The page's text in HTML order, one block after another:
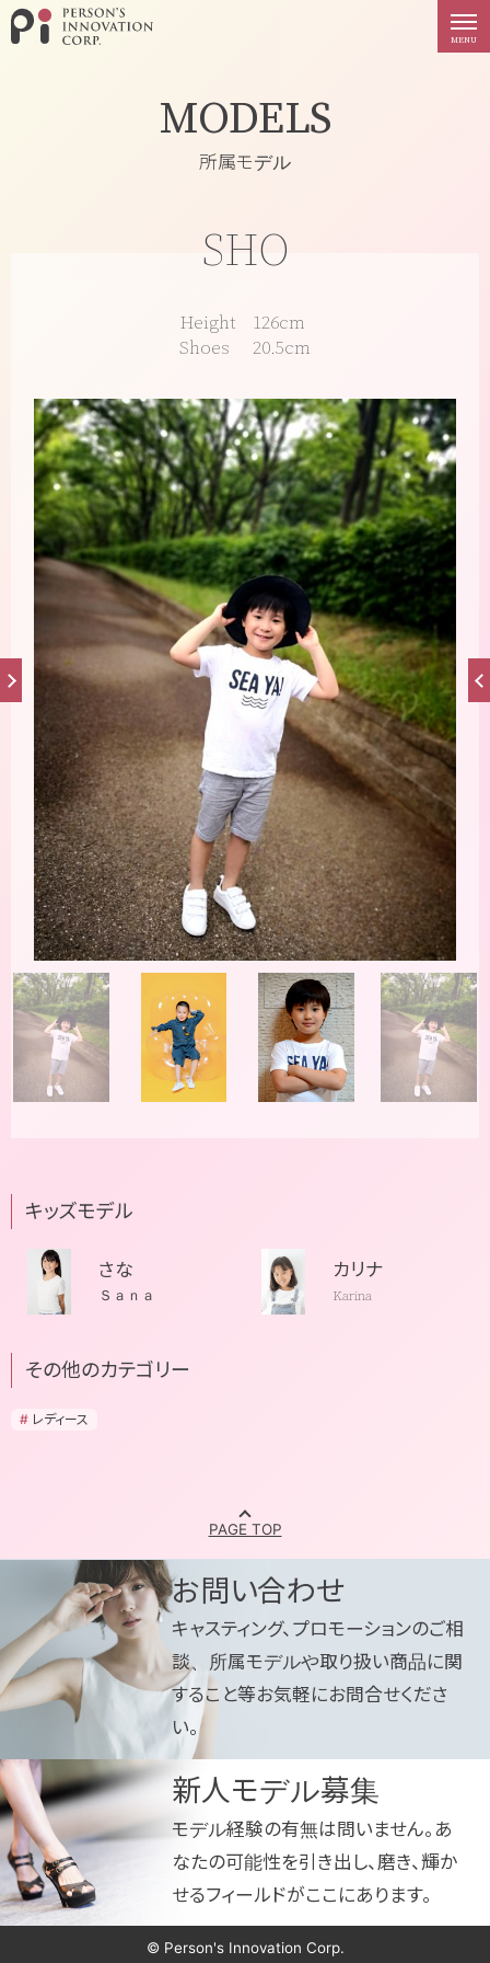
PERSON'S INNOVATION MENU
MODELS
所属モデル
SHO
Height
126cm
Shoes
20.5cm
キッズモデル
さな
Ｓａｎａ
カリナ
Karina
その他のカテゴリー
レディース
お問い合わせ
キャスティング、プロモーションのご相
談、所属モデルや取り扱い商品に関
すること等お気軽にお問合せくださ
い。
新人モデル募集
モデル経験の有無は問いません。あ
なたの可能性を引き出し、磨き、輝か
せるフィールドがここにあります。
© Person's Innovation Corp.